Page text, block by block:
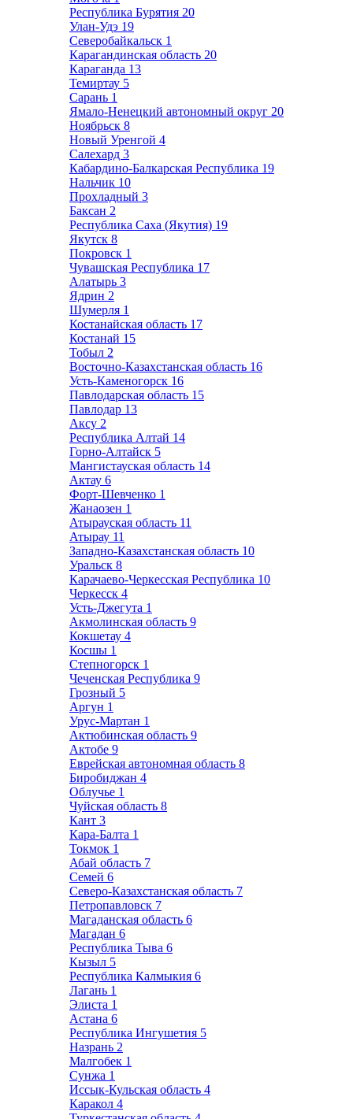
Республика Бурятия 20
Улан-Удэ 19
Северобайкальск 1
Карагандинская область 20
Караганда 13
Темиртау 5
Сарань 1
Ямало-Ненецкий автономный округ 20
Ноябрьск 8
Новый Уренгой 4
Салехард 3
Кабардино-Балкарская Республика 19
Нальчик 10
Прохладный 3
Баксан 2
Республика Саха (Якутия) 19
Якутск 8
Покровск 1
Чувашская Республика 17
Алатырь 3
Ядрин 2
Шумерля 1
Костанайская область 17
Костанай 15
Тобыл 2
Восточно-Казахстанская область 16
Усть-Каменогорск 16
Павлодарская область 15
Павлодар 13
Аксу 2
Республика Алтай 14
Горно-Алтайск 5
Мангистауская область 14
Актау 6
Форт-Шевченко 1
Жанаозен 1
Атырауская область 11
Атырау 11
Западно-Казахстанская область 10
Уральск 8
Карачаево-Черкесская Республика 10
Черкесск 4
Усть-Джегута 1
Акмолинская область 9
Кокшетау 4
Косшы 1
Степногорск 1
Чеченская Республика 9
Грозный 5
Аргун 1
Урус-Мартан 1
Актюбинская область 9
Актобе 9
Еврейская автономная область 8
Биробиджан 4
Облучье 1
Чуйская область 8
Кант 3
Кара-Балта 1
Токмок 1
Абай область 7
Семей 6
Северо-Казахстанская область 7
Петропавловск 7
Магаданская область 6
Магадан 6
Республика Тыва 6
Кызыл 5
Республика Калмыкия 6
Лагань 1
Элиста 1
Астана 6
Республика Ингушетия 5
Назрань 2
Малгобек 1
Сунжа 1
Иссык-Кульская область 4
Каракол 4